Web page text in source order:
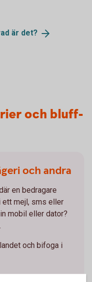
är det?
och bluff-
och andra
en bedragare
ett mejl, sms eller
mobil eller dator?
och bifoga i